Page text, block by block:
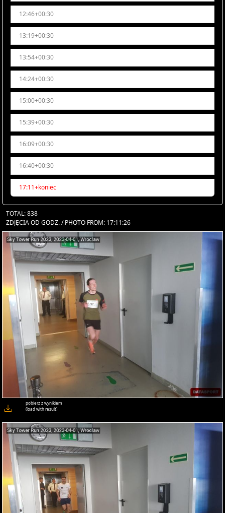
12:46+00:30
13:19+00:30
13:54+00:30
14:24+00:30
15:00+00:30
15:39+00:30
16:09+00:30
16:40+00:30
17:11+koniec
TOTAL: 838
ZDJĘCIA OD GODZ. / PHOTO FROM: 17:11:26
pobierz z wynikiem
(load with result)